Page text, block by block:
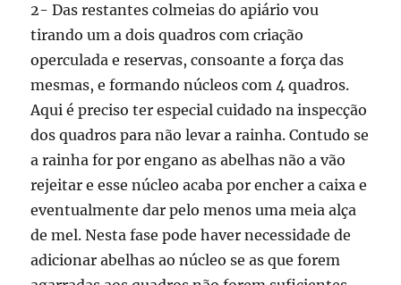
2- Das restantes colmeias do apiário vou
tirando um a dois quadros com criação
operculada e reservas, consoante a força das
mesmas, e formando núcleos com 4 quadros.
Aqui é preciso ter especial cuidado na inspecção
dos quadros para não levar a rainha. Contudo se
a rainha for por engano as abelhas não a vão
rejeitar e esse núcleo acaba por encher a caixa e
eventualmente dar pelo menos uma meia alça
de mel. Nesta fase pode haver necessidade de
adicionar abelhas ao núcleo se as que forem